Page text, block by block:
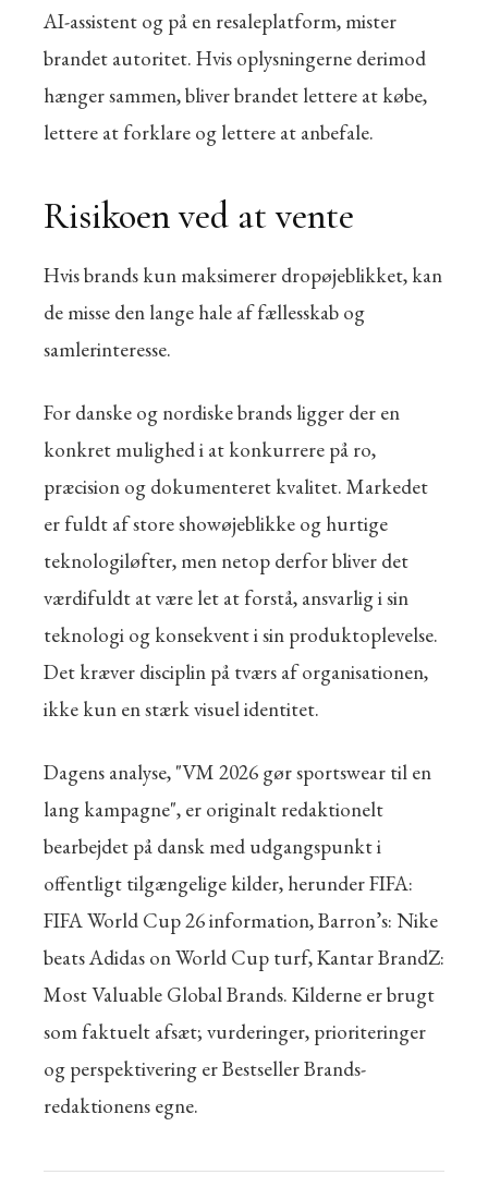
AI-assistent og på en resaleplatform, mister
brandet autoritet. Hvis oplysningerne derimod
hænger sammen, bliver brandet lettere at købe,
lettere at forklare og lettere at anbefale.
Risikoen ved at vente
Hvis brands kun maksimerer dropøjeblikket, kan
de misse den lange hale af fællesskab og
samlerinteresse.
For danske og nordiske brands ligger der en
konkret mulighed i at konkurrere på ro,
præcision og dokumenteret kvalitet. Markedet
er fuldt af store showøjeblikke og hurtige
teknologiløfter, men netop derfor bliver det
værdifuldt at være let at forstå, ansvarlig i sin
teknologi og konsekvent i sin produktoplevelse.
Det kræver disciplin på tværs af organisationen,
ikke kun en stærk visuel identitet.
Dagens analyse, "VM 2026 gør sportswear til en
lang kampagne", er originalt redaktionelt
bearbejdet på dansk med udgangspunkt i
offentligt tilgængelige kilder, herunder FIFA:
FIFA World Cup 26 information, Barron’s: Nike
beats Adidas on World Cup turf, Kantar BrandZ:
Most Valuable Global Brands. Kilderne er brugt
som faktuelt afsæt; vurderinger, prioriteringer
og perspektivering er Bestseller Brands-
redaktionens egne.